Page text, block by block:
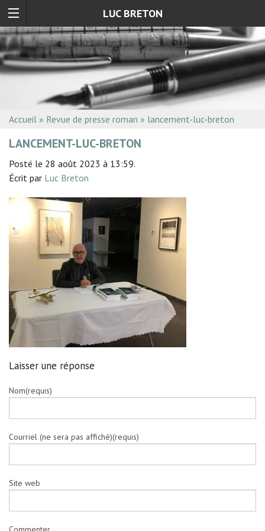
LUC BRETON
Accueil » Revue de presse roman » lancement-luc-breton
LANCEMENT-LUC-BRETON
Posté le 28 août 2023 à 13:59.
Écrit par Luc Breton
Laisser une réponse
Nom(requis)
Courriel (ne sera pas affiché)(requis)
Site web